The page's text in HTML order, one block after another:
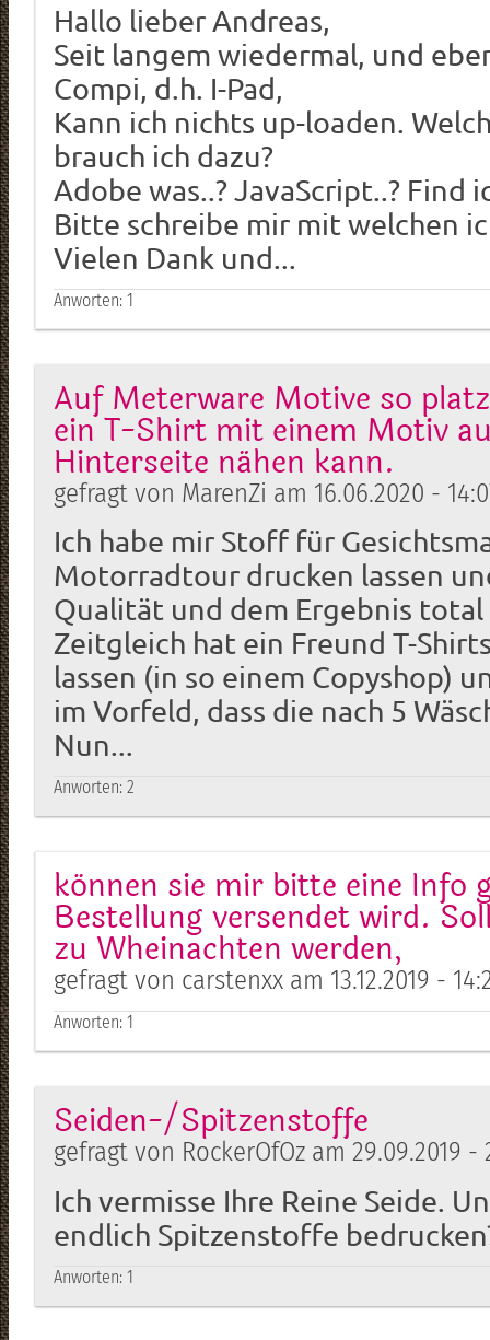
Hallo lieber Andreas,
Seit langem wiedermal, und
Compi, d.h. I-Pad,
Kann ich nichts up-loaden.
brauch ich dazu?
Adobe was..? JavaScript..? Find
Bitte schreibe mir mit welchen
Vielen Dank und...
Anworten:1
Auf Meterware Motive so
ein T-Shirt mit einem Motiv
Hinterseite nähen kann.
gefragt von MarenZi am 16.06.2020 -
Ich habe mir Stoff für
Motorradtour drucken lassen
Qualität und dem Ergebnis
Zeitgleich hat ein Freund T-
lassen (in so einem Copyshop)
im Vorfeld, dass die nach 5
Nun...
Anworten:2
können sie mir bitte eine Info
Bestellung versendet wird.
zu Wheinachten werden,
gefragt von carstenxx am 13.12.2019 -
Anworten:1
Seiden-/Spitzenstoffe
gefragt von RockerOfOz am 29.09.2019 -
Ich vermisse Ihre Reine Seide.
endlich Spitzenstoffe
Anworten:1